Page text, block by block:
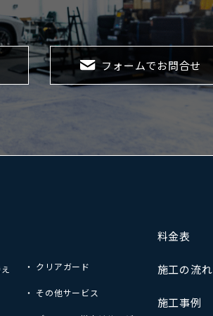
フォームでお問合せ
・ クリアガード
・ その他サービス
料金表
施工の流れ
施工事例